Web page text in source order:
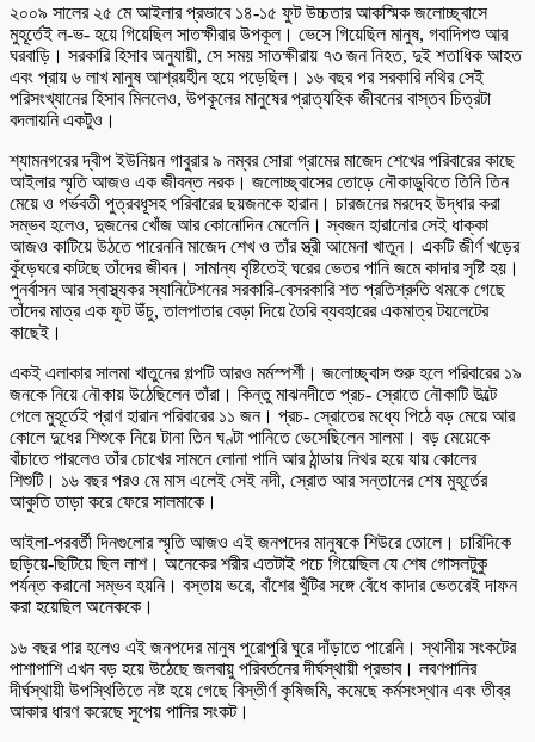
২০০৯ সালের ২৫ মে আইলার প্রভাবে ১৪-১৫ ফুট উচ্চতার আকস্মিক জলোচ্ছ্বাসে
মুহূর্তেই ল-ভ- হয়ে গিয়েছিল সাতক্ষীরার উপকূল। ভেসে গিয়েছিল মানুষ, গবাদিপশু আর
ঘরবাড়ি। সরকারি হিসাব অনুযায়ী, সে সময় সাতক্ষীরায় ৭৩ জন নিহত, দুই শতাধিক আহত
এবং প্রায় ৬ লাখ মানুষ আশ্রয়হীন হয়ে পড়েছিল। ১৬ বছর পর সরকারি নথির সেই
পরিসংখ্যানের হিসাব মিললেও, উপকূলের মানুষের প্রাত্যহিক জীবনের বাস্তব চিত্রটা
বদলায়নি একটুও।
শ্যামনগরের দ্বীপ ইউনিয়ন গাবুরার ৯ নম্বর সোরা গ্রামের মাজেদ শেখের পরিবারের কাছে
আইলার স্মৃতি আজও এক জীবন্ত নরক। জলোচ্ছ্বাসের তোড়ে নৌকাডুবিতে তিনি তিন
মেয়ে ও গর্ভবতী পুত্রবধূসহ পরিবারের ছয়জনকে হারান। চারজনের মরদেহ উদ্ধার করা
সম্ভব হলেও, দুজনের খোঁজ আর কোনোদিন মেলেনি। স্বজন হারানোর সেই ধাক্কা
আজও কাটিয়ে উঠতে পারেননি মাজেদ শেখ ও তাঁর স্ত্রী আমেনা খাতুন। একটি জীর্ণ খড়ের
কুঁড়েঘরে কাটছে তাঁদের জীবন। সামান্য বৃষ্টিতেই ঘরের ভেতর পানি জমে কাদার সৃষ্টি হয়।
পুনর্বাসন আর স্বাস্থ্যকর স্যানিটেশনের সরকারি-বেসরকারি শত প্রতিশ্রুতি থমকে গেছে
তাঁদের মাত্র এক ফুট উঁচু, তালপাতার বেড়া দিয়ে তৈরি ব্যবহারের একমাত্র টয়লেটের
কাছেই।
একই এলাকার সালমা খাতুনের গল্পটি আরও মর্মস্পর্শী। জলোচ্ছ্বাস শুরু হলে পরিবারের ১৯
জনকে নিয়ে নৌকায় উঠেছিলেন তাঁরা। কিন্তু মাঝনদীতে প্রচ- স্রোতে নৌকাটি উল্টে
গেলে মুহূর্তেই প্রাণ হারান পরিবারের ১১ জন। প্রচ- স্রোতের মধ্যে পিঠে বড় মেয়ে আর
কোলে দুধের শিশুকে নিয়ে টানা তিন ঘণ্টা পানিতে ভেসেছিলেন সালমা। বড় মেয়েকে
বাঁচাতে পারলেও তাঁর চোখের সামনে লোনা পানি আর ঠান্ডায় নিথর হয়ে যায় কোলের
শিশুটি। ১৬ বছর পরও মে মাস এলেই সেই নদী, স্রোত আর সন্তানের শেষ মুহূর্তের
আকুতি তাড়া করে ফেরে সালমাকে।
আইলা-পরবর্তী দিনগুলোর স্মৃতি আজও এই জনপদের মানুষকে শিউরে তোলে। চারিদিকে
ছড়িয়ে-ছিটিয়ে ছিল লাশ। অনেকের শরীর এতটাই পচে গিয়েছিল যে শেষ গোসলটুকু
পর্যন্ত করানো সম্ভব হয়নি। বস্তায় ভরে, বাঁশের খুঁটির সঙ্গে বেঁধে কাদার ভেতরেই দাফন
করা হয়েছিল অনেককে।
১৬ বছর পার হলেও এই জনপদের মানুষ পুরোপুরি ঘুরে দাঁড়াতে পারেনি। স্থানীয় সংকটের
পাশাপাশি এখন বড় হয়ে উঠেছে জলবায়ু পরিবর্তনের দীর্ঘস্থায়ী প্রভাব। লবণপানির
দীর্ঘস্থায়ী উপস্থিতিতে নষ্ট হয়ে গেছে বিস্তীর্ণ কৃষিজমি, কমেছে কর্মসংস্থান এবং তীব্র
আকার ধারণ করেছে সুপেয় পানির সংকট।